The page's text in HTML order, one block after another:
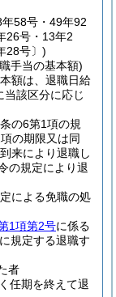
58号・49年92
26号・13年2
28号〕)
手当の基本額)
額は、退職日給
該区分に応じ
の6第1項の規
の期限又は同
来により退職し
の規定により退
による免職の処
1項第2号に係る
に規定する退職す
者
任期を終えて退